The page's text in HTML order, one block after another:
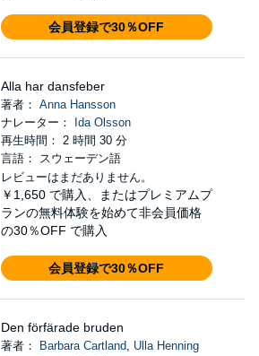
会員登録で30％OFF
Alla har dansfeber
著者： Anna Hansson
ナレーター：
Ida Olsson
再生時間： 2 時間 30 分
言語： スウェーデン語
レビューはまだありません。
￥1,650 で購入、またはプレミアムプ
ランの無料体験を始めて非会員価格
の30％OFF で購入
会員登録で30％OFF
Den förfärade bruden
著者： Barbara Cartland, Ulla Henning